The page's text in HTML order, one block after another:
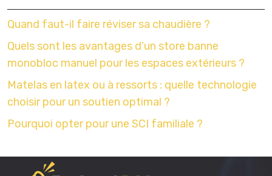
Quand faut-il faire réviser sa chaudière ?
Quels sont les avantages d’un store banne
monobloc manuel pour les espaces extérieurs ?
Matelas en latex ou à ressorts : quelle technologie
choisir pour un soutien optimal ?
Pourquoi opter pour une SCI familiale ?